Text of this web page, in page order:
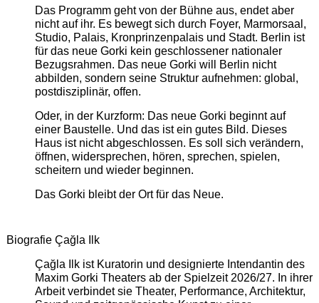
Das Programm geht von der Bühne aus, endet aber
nicht auf ihr. Es bewegt sich durch Foyer, Marmorsaal,
Studio, Palais, Kronprinzenpalais und Stadt. Berlin ist
für das neue Gorki kein geschlossener nationaler
Bezugsrahmen. Das neue Gorki will Berlin nicht
abbilden, sondern seine Struktur aufnehmen: global,
postdisziplinär, offen.
Oder, in der Kurzform: Das neue Gorki beginnt auf
einer Baustelle. Und das ist ein gutes Bild. Dieses
Haus ist nicht abgeschlossen. Es soll sich verändern,
öffnen, widersprechen, hören, sprechen, spielen,
scheitern und wieder beginnen.
Das Gorki bleibt der Ort für das Neue.
Biografie Çağla Ilk
Çağla Ilk ist Kuratorin und designierte Intendantin des
Maxim Gorki Theaters ab der Spielzeit 2026/27. In ihrer
Arbeit verbindet sie Theater, Performance, Architektur,